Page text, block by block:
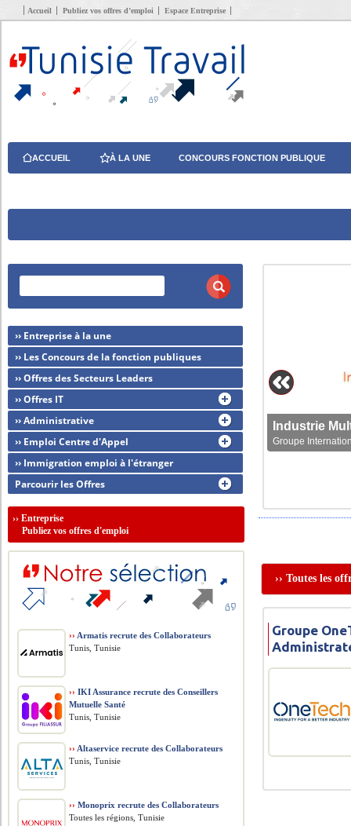
Accueil Publiez vos offres d’emploi Espace Entreprise
ACCUEIL À LA UNE CONCOURS FONCTION PUBLIQUE
Groupe
›› Toutes les
Groupe
›› Entreprise à la une
›› Les Concours de la fonction publiques
›› Offres des Secteurs Leaders
›› Offres IT
›› Administrative
›› Emploi Centre d'Appel
›› Immigration emploi à l'étranger
Parcourir les Offres
››Entreprise
Publiez vos offres d'emploi
›› Armatis recrute des Collaborateurs
Tunis, Tunisie
›› IKI Assurance recrute des Conseillers
Mutuelle Santé
Tunis, Tunisie
›› Altaservice recrute des Collaborateurs
Tunis, Tunisie
›› Monoprix recrute des Collaborateurs
Toutes les régions, Tunisie